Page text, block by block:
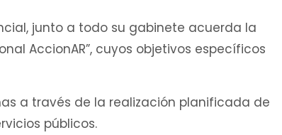
junto a todo su gabinete acuerda la
AccionAR”, cuyos objetivos específicos
a través de la realización planificada de
públicos.